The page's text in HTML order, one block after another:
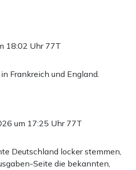
18:02 Uhr 77T
Frankreich und England.
um 17:25 Uhr 77T
Deutschland locker stemmen,
Seite die bekannten,